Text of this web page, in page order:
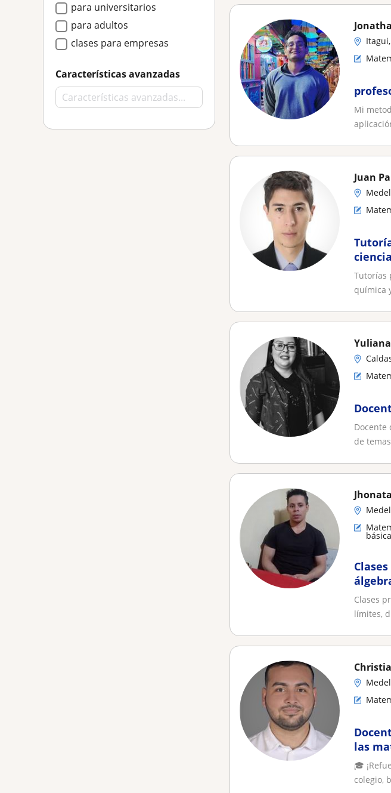
para universitarios
para adultos
clases para empresas
Características avanzadas
Mi
Juan
Tutorías
química
Yuliana
Docente
de
Clases
límites,
las
🎓
colegio,